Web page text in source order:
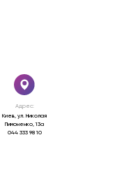
Адрес:
Киев, ул. Николая
Пимоненко, 13a
044 333 98 10